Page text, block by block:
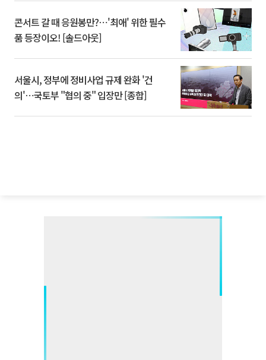
콘서트 갈 때 응원봉만?⋯'최애' 위한 필수
품 등장이오! [솔드아웃]
서울시, 정부에 정비사업 규제 완화 '건
의'⋯국토부 "협의 중" 입장만 [종합]